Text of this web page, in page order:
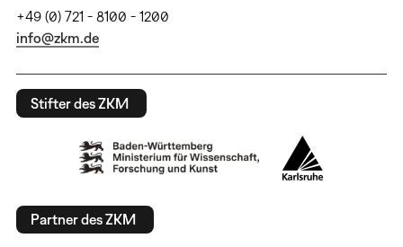
+49 (0) 721 - 8100 - 1200
info@zkm.de
Stifter des ZKM
Partner des ZKM